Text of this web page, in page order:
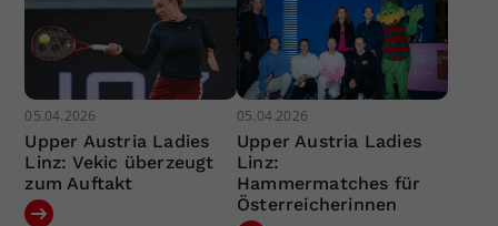
05.04.2026
Upper Austria Ladies
Linz: Vekic überzeugt
zum Auftakt
05.04.2026
Upper Austria Ladies
Linz:
Hammermatches für
Österreicherinnen